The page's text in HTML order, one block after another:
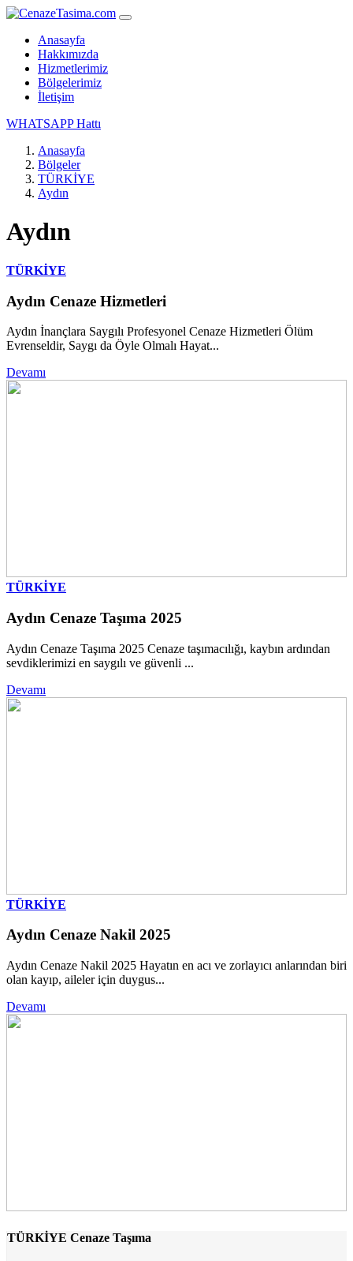
Anasayfa
Hakkımızda
Hizmetlerimiz
Bölgelerimiz
İletişim
WHATSAPP Hattı
Anasayfa
Bölgeler
TÜRKİYE
Aydın
Aydın
TÜRKİYE
Aydın Cenaze Hizmetleri
Aydın İnançlara Saygılı Profesyonel Cenaze Hizmetleri Ölüm
Evrenseldir, Saygı da Öyle Olmalı Hayat...
Devamı
TÜRKİYE
Aydın Cenaze Taşıma 2025
Aydın Cenaze Taşıma 2025 Cenaze taşımacılığı, kaybın ardından
sevdiklerimizi en saygılı ve güvenli ...
Devamı
TÜRKİYE
Aydın Cenaze Nakil 2025
Aydın Cenaze Nakil 2025 Hayatın en acı ve zorlayıcı anlarından biri
olan kayıp, aileler için duygus...
Devamı
TÜRKİYE Cenaze Taşıma